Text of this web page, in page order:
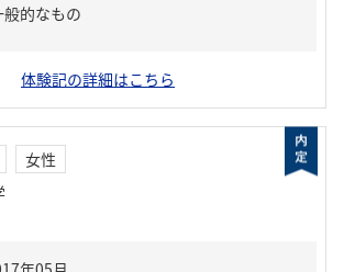
的なもの
体験記の詳細はこちら
女性